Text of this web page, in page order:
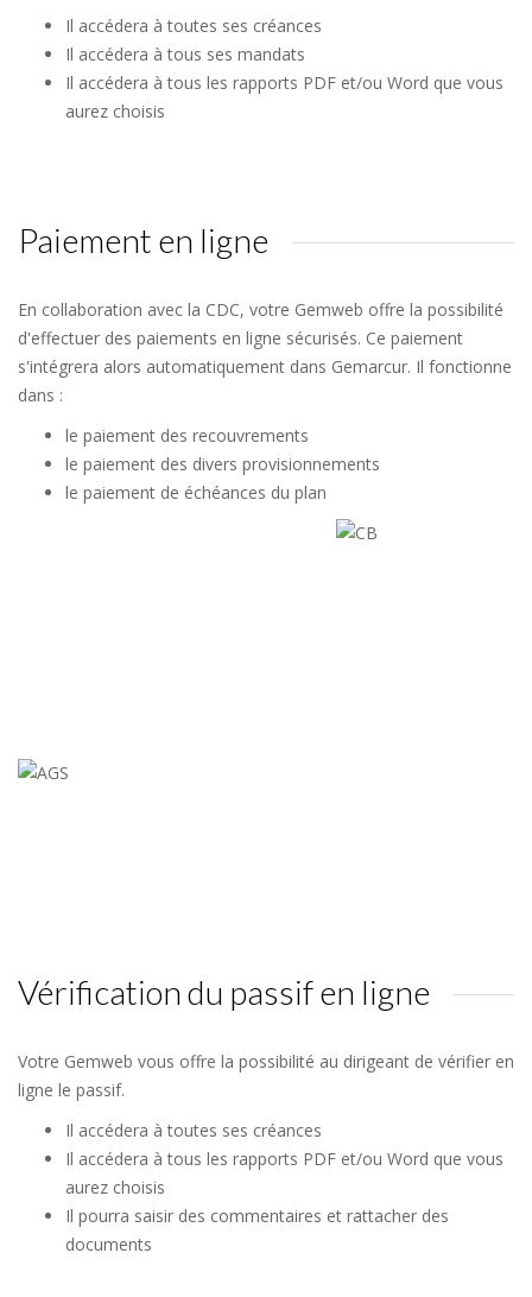
Il accédera à toutes ses créances
Il accédera à tous ses mandats
Il accédera à tous les rapports PDF et/ou Word que vous
aurez choisis
Paiement en ligne
En collaboration avec la CDC, votre Gemweb offre la possibilité
d'effectuer des paiements en ligne sécurisés. Ce paiement
s'intégrera alors automatiquement dans Gemarcur. Il fonctionne
dans :
le paiement des recouvrements
le paiement des divers provisionnements
le paiement de échéances du plan
Vérification du passif en ligne
Votre Gemweb vous offre la possibilité au dirigeant de vérifier en
ligne le passif.
Il accédera à toutes ses créances
Il accédera à tous les rapports PDF et/ou Word que vous
aurez choisis
Il pourra saisir des commentaires et rattacher des
documents